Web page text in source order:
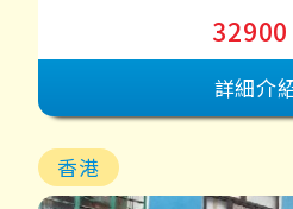
32900
詳細介
香港